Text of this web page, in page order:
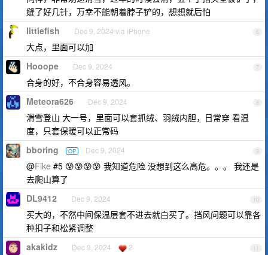
缝了好几针，万幸不能朝着脖子铲的，想想就后怕
6
littiefish Dec 9, 2024 via iPhone
大点，里面可以加
7
Hooope Dec 9, 2024
合身的好，不合身容易透风。
8
Meteora626 Dec 9, 2024
滑雪登山 大一号，里面可以套抓绒、羽绒内胆，日常穿 看温
度，只套保暖可以正常码
9
bboring OP Dec 9, 2024
@Fike #5 😰😰😰😰 我知道危险 没想到这么高危。。。 我还是
去爬山算了
10
DL9412 Dec 9, 2024
买大的，不然中间保温层套不进去就白买了。挡风问题可以靠各
种扣子和松紧调整
11
akakidz Dec 9, 2024 2